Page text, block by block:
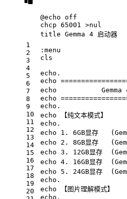
1
2
3
4
5
6
7
8
9
10
11
12
13
14
15
16
17
18
19
20
@echo off
chcp 65001 >nul
title Gemma 4 启动器
:menu
cls
echo .
echo
echo
Gemma 4
echo
echo .
echo 【纯文本模式】
echo .
echo 1. 6GB显存
echo 2. 8GB显存
echo 3. 12GB显存
echo 4. 16GB显存
echo 5. 24GB显存
echo .
echo 【图片理解模式】
echo .